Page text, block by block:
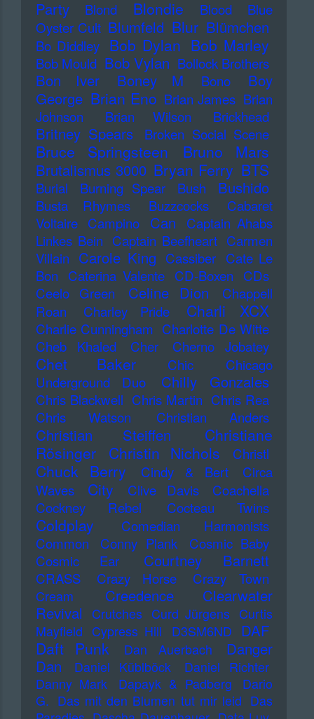
Party
Blond Blondie Blood
Blue
Oyster Cult Blumfeld Blur Blümchen
Bo Diddley Bob Dylan Bob Marley
Bob Mould Bob Vylan Bollock Brothers
Bon Iver Boney M Bono
Boy
George Brian Eno Brian James Brian
Johnson
Brian Wilson Brickhead
Britney Spears Broken Social Scene
Bruce Springsteen Bruno Mars
Brutalismus 3000 Bryan Ferry BTS
Burial Burning Spear Bush Bushido
Busta Rhymes Buzzcocks
Cabaret
Voltaire Campino Can
Captain Ahabs
Linkes Bein Captain Beefheart Carmen
Villain Carole King Cassiber Cate Le
Bon
Caterina Valente CD-Boxen
CDs
Ceelo Green
Celine Dion
Chappell
Roan
Charley Pride Charli XCX
Charlie Cunningham Charlotte De Witte
Cheb Khaled
Cher Cherno Jobatey
Chet Baker Chic
Chicago
Underground Duo
Chilly Gonzales
Chris Blackwell Chris Martin Chris Rea
Chris Watson
Christian Anders
Christian Steiffen
Christiane
Rösinger
Christin Nichols Christl
Chuck Berry Cindy & Bert
Circa
Waves
City Clive Davis
Coachella
Cockney Rebel
Cocteau Twins
Coldplay
Comedian Harmonists
Common
Conny Plank
Cosmic Baby
Cosmic Ear
Courtney Barnett
CRASS Crazy Horse Crazy Town
Cream
Creedence Clearwater
Revival
Crutches Curd Jürgens Curtis
Mayfield Cypress Hill D3SM6ND DAF
Daft Punk Dan Auerbach
Danger
Dan
Daniel Küblböck
Daniel Richter
Danny Mark
Dapayk & Padberg
Dario
G. Das mit den Blumen tut mir leid Das